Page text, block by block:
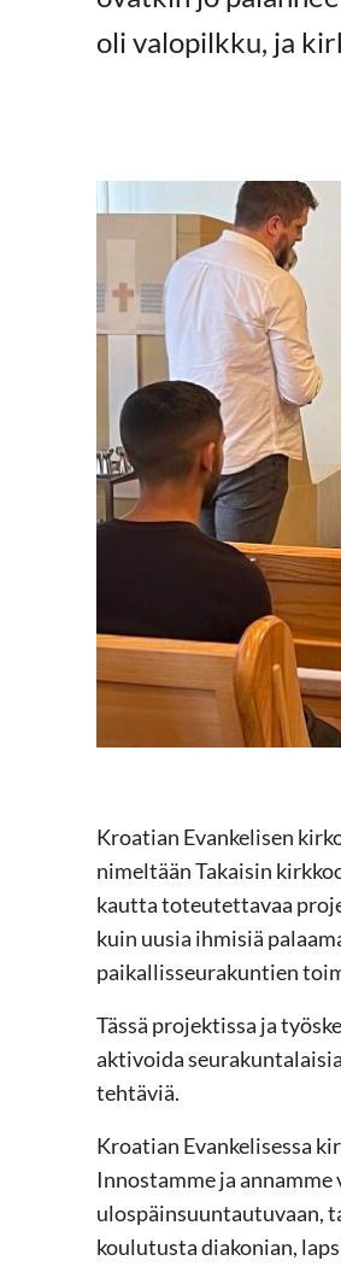
oli valopilkku, ja
Kroatian Evankelisen
nimeltään Takaisin
kautta toteutettavaa
kuin uusia ihmisiä
paikallisseurakuntien
Tässä projektissa ja
aktivoida
tehtäviä.
Kroatian Evankelisessa
Innostamme ja
ulospäinsuuntautuvaan,
koulutusta diakonian,